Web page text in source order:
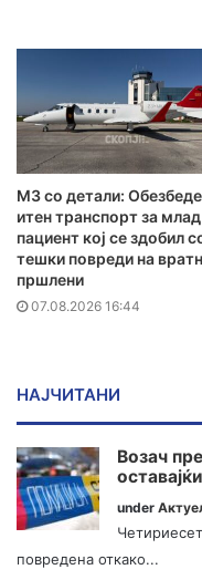
MЗ со детали:
итен транспорт за млад
пациент кој се здобил
тешки повреди на
пршлени
07.08.2026 16:44
НАЈЧИТАНИ
Возач
under
повредена откако...